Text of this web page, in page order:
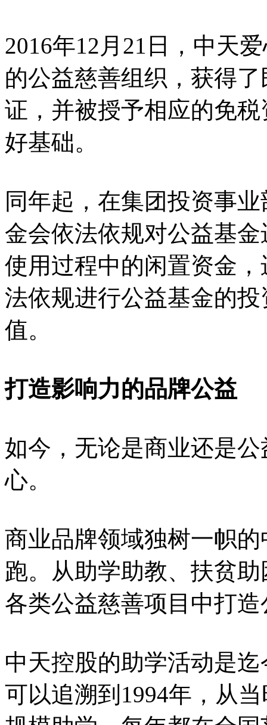
2016年12月21日，中天
的公益慈善组织，获得
证，并被授予相应的免
好基础。
同年起，在集团投资事
金会依法依规对公益基
使用过程中的闲置资金
法依规进行公益基金的
值。
打造影响力的品牌公益
如今，无论是商业还是
心。
商业品牌领域独树一帜
跑。从助学助教、扶贫
各类公益慈善项目中打
中天控股的助学活动是
可以追溯到1994年，从